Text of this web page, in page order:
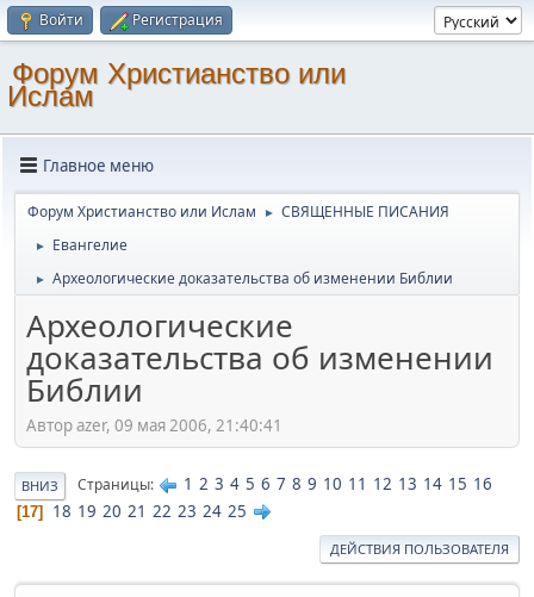
Войти Регистрация
Форум Христианство или
Ислам
Главное меню
Форум Христианство или Ислам ► СВЯЩЕННЫЕ ПИСАНИЯ
► Евангелие
► Археологические доказательства об изменении Библии
Археологические
доказательства об изменении
Библии
Автор azer, 09 мая 2006, 21:40:41
ВНИЗ Страницы 1 2 3 4 5 6 7 8 9 10 11 12 13 14 15 16
17 18 19 20 21 22 23 24 25
ДЕЙСТВИЯ ПОЛЬЗОВАТЕЛЯ